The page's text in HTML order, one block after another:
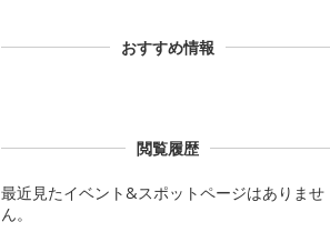
おすすめ情報
閲覧履歴
最近見たイベント&スポットページはありませ
ん。